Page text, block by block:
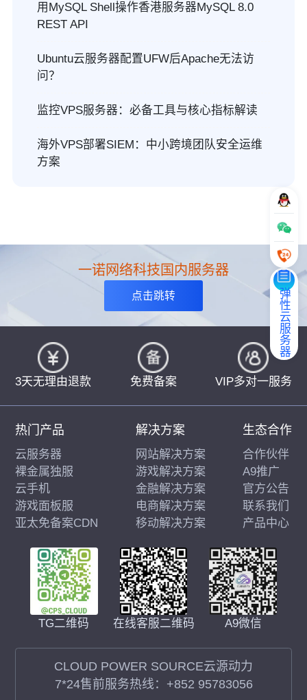
用MySQL Shell操作香港服务器MySQL 8.0
REST API
Ubuntu云服务器配置UFW后Apache无法访
问？
监控VPS服务器：必备工具与核心指标解读
海外VPS部署SIEM：中小跨境团队安全运维
方案
弹性云服务器
一诺网络科技国内服务器
点击跳转
3天无理由退款 免费备案 VIP多对一服务
TG二维码 在线客服二维码 A9微信
CLOUD POWER SOURCE云源动力
7*24售前服务热线： +852 95783056
热门产品
云服务器
裸金属独服
云手机
游戏面板服
亚太免备案CDN
解决方案
网站解决方案
游戏解决方案
金融解决方案
电商解决方案
移动解决方案
生态合作
合作伙伴
A9推广
官方公告
联系我们
产品中心